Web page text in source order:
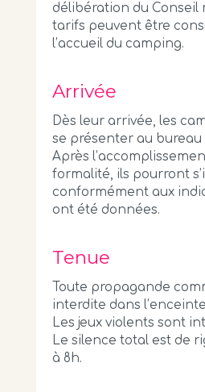
délibération du Conseil
tarifs peuvent être
l’accueil du camping.
Arrivée
Dès leur arrivée, les
se présenter au bureau
Après
formalité, ils pourront
conformément aux
ont été données.
Tenue
Toute propagande
interdite dans
Les jeux violents sont
Le silence total est de
à 8h.